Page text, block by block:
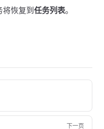
将恢复到任务列表。
下一页